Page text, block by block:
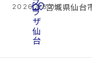
2026.08.08
cottage
ラ
ザ
仙
台
location_on宮城県仙台